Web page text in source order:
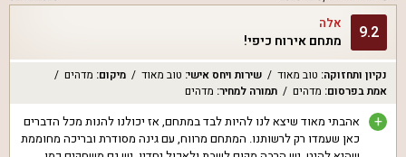
9.2 אלה
מתחם אירוח כיפי!
נקיון ותחזוקה: טוב מאוד שירות ויחס אישי: טוב מאוד מיקום: מדהים
אמת בפרסום: מדהים תמורה למחיר: מדהים
+
אהבתי מאוד שיצא לנו להיות לבד במתחם, אז יכולנו להנות מכל הדברים
כאן שעמדו רק לרשותנו. המתחם מרווח, עם גינה מסודרת ובריכה מחוממת